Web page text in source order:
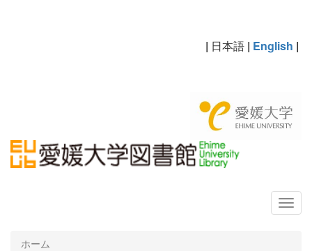
| 日本語 | English |
ホーム